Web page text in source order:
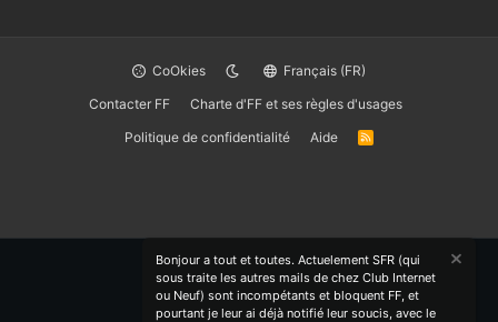
CoOkies
Français (FR)
Contacter FF
Charte d'FF et ses règles d'usages
Politique de confidentialité
Aide
R
Bonjour a tout et toutes. Actuelement SFR (qui
sous traite les autres mails de chez Club Internet
ou Neuf) sont incompétants et bloquent FF, et
pourtant je leur ai déjà notifié leur soucis, avec le